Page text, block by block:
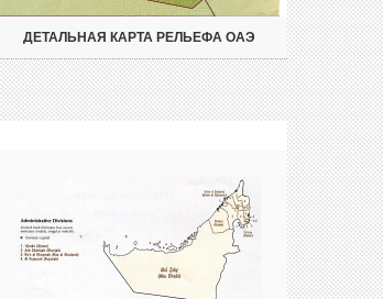
ДЕТАЛЬНАЯ КАРТА РЕЛЬЕФА ОАЭ